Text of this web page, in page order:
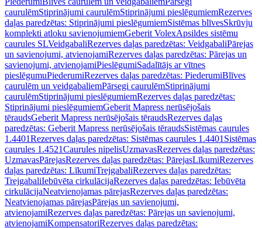
caurulēmStiprinājumi caurulēmStiprinājumi pieslēgumiemRezerves
daļas paredzētas: Stiprinājumi pieslēgumiemSistēmas blīvesSkrūvju
komplekti atloku savienojumiemGeberit VolexApsildes sistēmu
caurules SLVeidgabaliRezerves daļas paredzētas: VeidgabaliPārejas
un savienojumi, atvienojamiRezerves daļas paredzētas: Pārejas un
savienojumi, atvienojamiPieslēgumiSadalītājs ar vītnes
pieslēgumuPiederumiRezerves daļas paredzētas: PiederumiBlīves
caurulēm un veidgabaliemPārsegi caurulēmStiprinājumi
caurulēmStiprinājumi pieslēgumiemRezerves daļas paredzētas:
Stiprinājumi pieslēgumiemGeberit Mapress nerūsējošais
tēraudsGeberit Mapress nerūsējošais tēraudsRezerves daļas
paredzētas: Geberit Mapress nerūsējošais tēraudsSistēmas caurules
1.4401Rezerves daļas paredzētas: Sistēmas caurules 1.4401 Sistēmas
caurules 1.4521Caurules nipelisUzmavasRezerves daļas paredzētas:
UzmavasPārejasRezerves daļas paredzētas: PārejasLīkumiRezerves
daļas paredzētas: LīkumiTrejgabaliRezerves daļas paredzētas:
TrejgabaliIebūvēta cirkulācijaRezerves daļas paredzētas: Iebūvēta
cirkulācijaNeatvienojamas pārejasRezerves daļas paredzētas:
Neatvienojamas pārejasPārejas un savienojumi,
atvienojamiRezerves daļas paredzētas: Pārejas un savienojumi,
atvienojamiKompensatoriRezerves daļas paredzētas: